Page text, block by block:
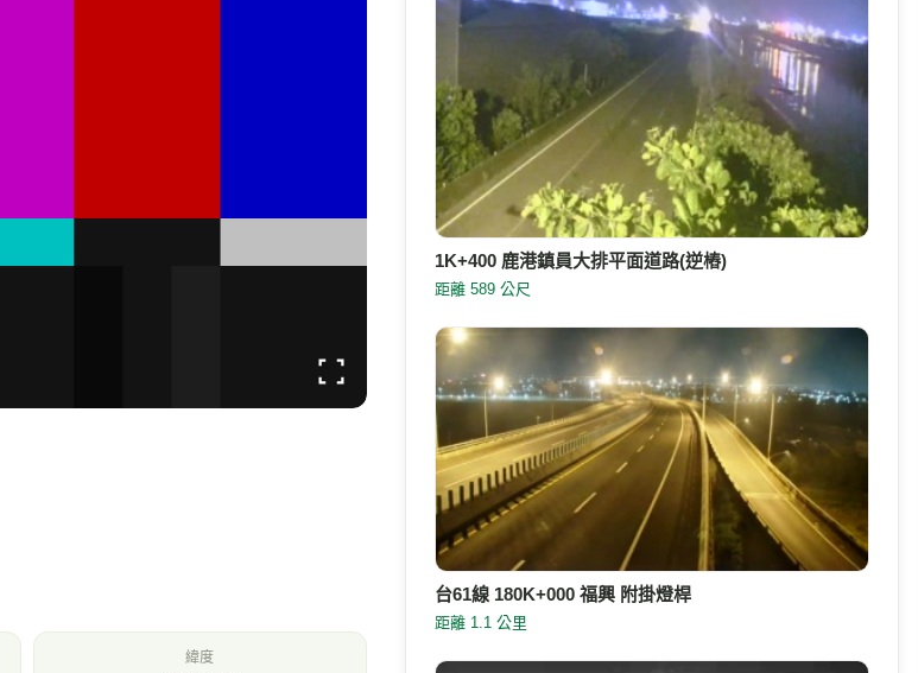
緯度
1K+400 鹿港鎮員大排平面道路(逆樁)
距離 589 公尺
台61線 180K+000 福興 附掛燈桿
距離 1.1 公里